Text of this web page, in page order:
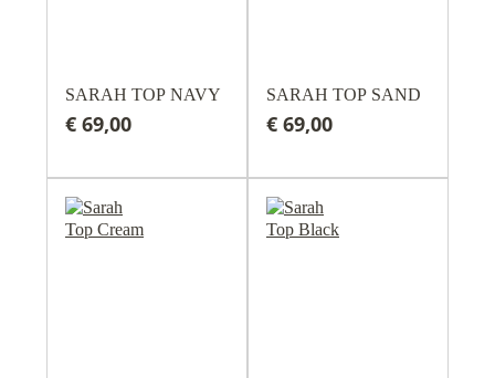
SARAH TOP NAVY
€ 69,00
SARAH TOP SAND
€ 69,00